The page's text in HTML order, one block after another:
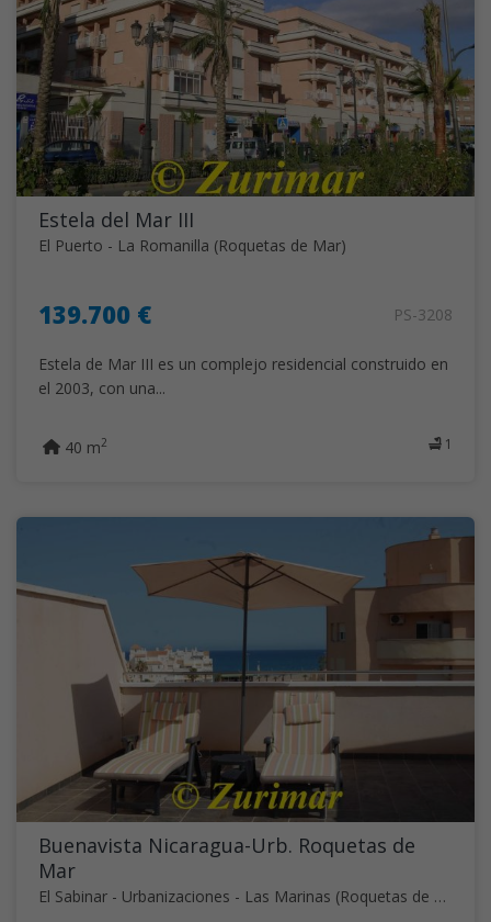
Estela del Mar III
El Puerto - La Romanilla (Roquetas de Mar)
139.700 € PS-3208
Estela de Mar III es un complejo residencial construido en
el 2003, con una...
1
40 m2
Buenavista Nicaragua-Urb. Roquetas de
Mar
El Sabinar - Urbanizaciones - Las Marinas (Roquetas de Mar)